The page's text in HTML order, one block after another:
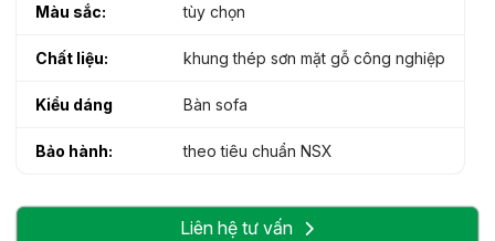
Màu sắc: tùy chọn
Chất liệu: khung thép sơn mặt gỗ công nghiệp
Kiểu dáng Bàn sofa
Bảo hành: theo tiêu chuẩn NSX
Liên hệ tư vấn